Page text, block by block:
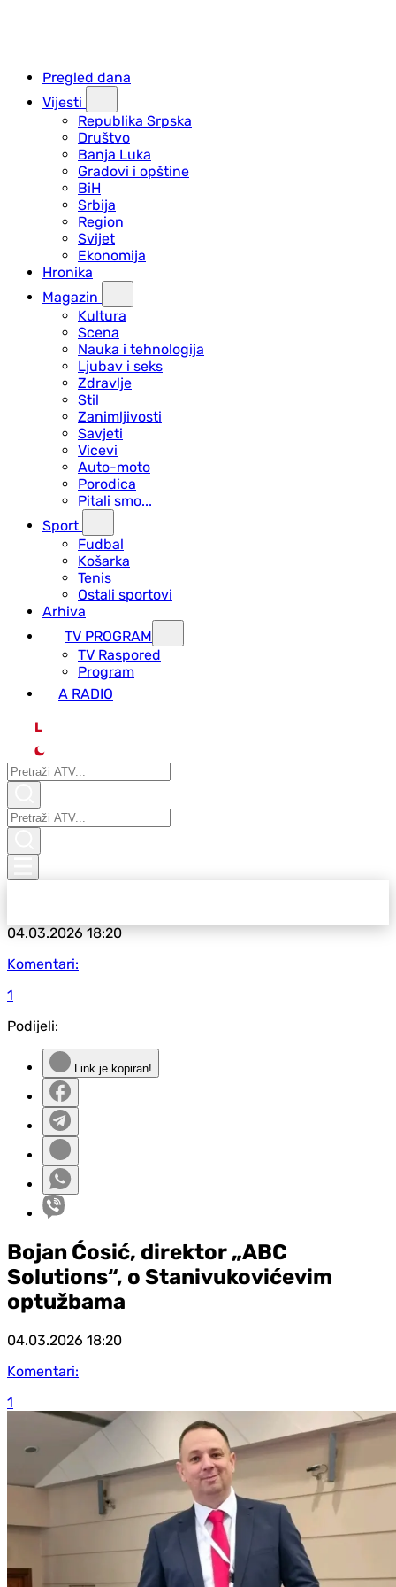
Pregled dana
Vijesti
Republika Srpska
Društvo
Banja Luka
Gradovi i opštine
BiH
Srbija
Region
Svijet
Ekonomija
Hronika
Magazin
Kultura
Scena
Nauka i tehnologija
Ljubav i seks
Zdravlje
Stil
Zanimljivosti
Savjeti
Vicevi
Auto-moto
Porodica
Pitali smo...
Sport
Fudbal
Košarka
Tenis
Ostali sportovi
Arhiva
TV PROGRAM
ТV Raspored
Program
A RADIO
L
04.03.202618:20
Komentari:
1
Podijeli:
Link je kopiran!
Bojan Ćosić, direktor „ABC
Solutions“, o Stanivukovićevim
optužbama
04.03.2026 18:20
Komentari:
1